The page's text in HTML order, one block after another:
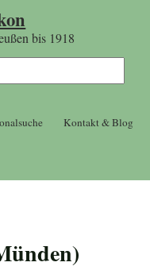
bis 1918
Kontakt & Blog